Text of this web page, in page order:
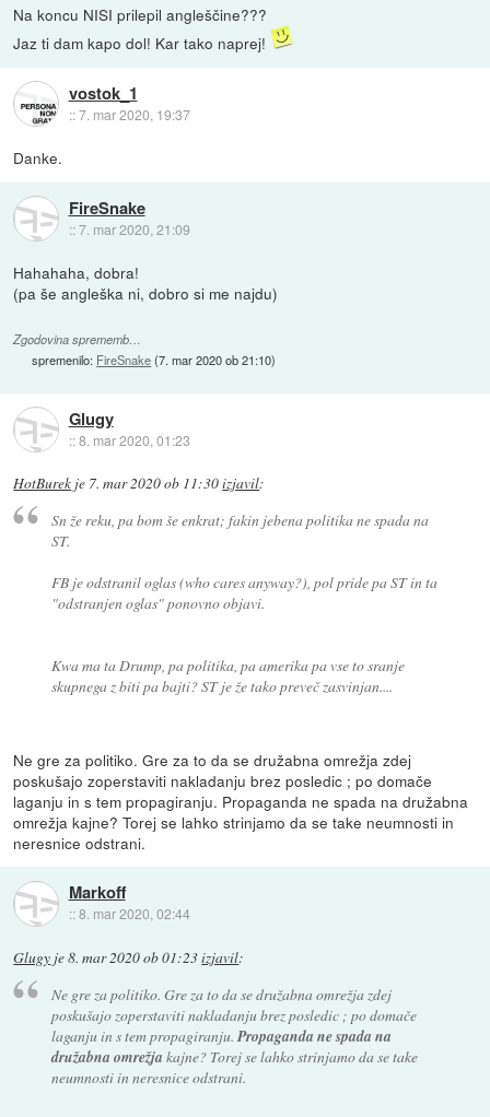
Na koncu NISI prilepil angleščine???
Jaz ti dam kapo dol! Kar tako naprej!
vostok_1
::7. mar 2020, 19:37
Danke.
FireSnake
::7. mar 2020, 21:09
Hahahaha, dobra!
(pa še angleška ni, dobro si me najdu)
Zgodovina sprememb…
spremenilo: FireSnake(7. mar 2020 ob 21:10)
Glugy
::8. mar 2020, 01:23
HotBurek je 7. mar 2020 ob 11:30izjavil:
Sn že reku, pa bom še enkrat; fakin jebena politika ne spada na
ST.
FB je odstranil oglas (who cares anyway?), pol pride pa ST in ta
"odstranjen oglas" ponovno objavi.
Kwa ma ta Drump, pa politika, pa amerika pa vse to sranje
skupnega z biti pa bajti? ST je že tako preveč zasvinjan....
Ne gre za politiko. Gre za to da se družabna omrežja zdej
poskušajo zoperstaviti nakladanju brez posledic ; po domače
laganju in s tem propagiranju. Propaganda ne spada na družabna
omrežja kajne? Torej se lahko strinjamo da se take neumnosti in
neresnice odstrani.
Markoff
::8. mar 2020, 02:44
Glugy je8. mar 2020 ob 01:23izjavil:
Ne gre za politiko. Gre za to da se družabna omrežja zdej
poskušajo zoperstaviti nakladanju brez posledic ; po domače
laganju in s tem propagiranju. Propaganda ne spada na
družabna omrežja kajne? Torej se lahko strinjamo da se take
neumnosti in neresnice odstrani.